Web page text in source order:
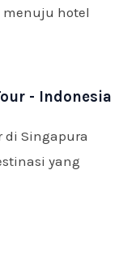
hotel
- Indonesia
di Singapura
yang